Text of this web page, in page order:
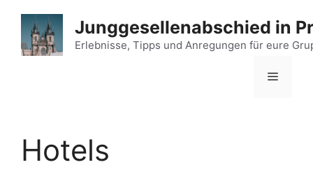
Inhalt
springen
Junggesellenabschied in
Erlebnisse, Tipps und Anregungen für eure
Menü
Hotels